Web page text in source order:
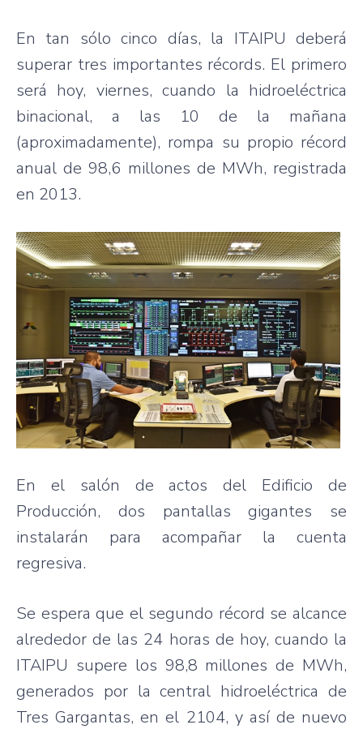
En tan sólo cinco días, la ITAIPU deberá
superar tres importantes récords. El primero
será hoy, viernes, cuando la hidroeléctrica
binacional, a las 10 de la mañana
(aproximadamente), rompa su propio récord
anual de 98,6 millones de MWh, registrada
en 2013.
En el salón de actos del Edificio de
Producción, dos pantallas gigantes se
instalarán para acompañar la cuenta
regresiva.
Se espera que el segundo récord se alcance
alrededor de las 24 horas de hoy, cuando la
ITAIPU supere los 98,8 millones de MWh,
generados por la central hidroeléctrica de
Tres Gargantas, en el 2104, y así de nuevo